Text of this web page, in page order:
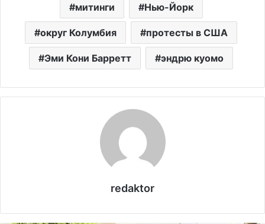
митинги Нью-Йорк
округ Колумбия протесты в США
Эми Кони Барретт эндрю куомо
redaktor